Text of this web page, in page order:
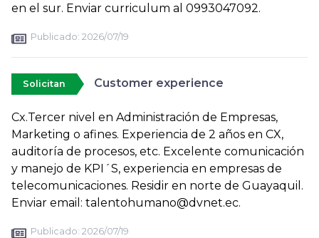
en el sur. Enviar curriculum al 0993047092.
Publicado: 2026/07/19
Solicitan Customer experience
Cx.Tercer nivel en Administración de Empresas,
Marketing o afines. Experiencia de 2 años en CX,
auditoría de procesos, etc. Excelente comunicación
y manejo de KPI´S, experiencia en empresas de
telecomunicaciones. Residir en norte de Guayaquil.
Enviar email: talentohumano@dvnet.ec.
Publicado: 2026/07/19